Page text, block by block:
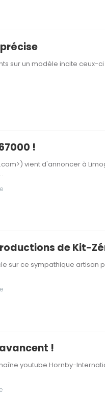
sur un modèle incite ceux-
!
vient d'annoncer à
de Kit-
sur ce sympathique artisan
!
youtube Hornby-